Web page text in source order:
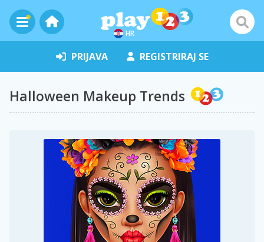
HR
PRIJAVA REGISTRIRAJ SE
Halloween Makeup Trends